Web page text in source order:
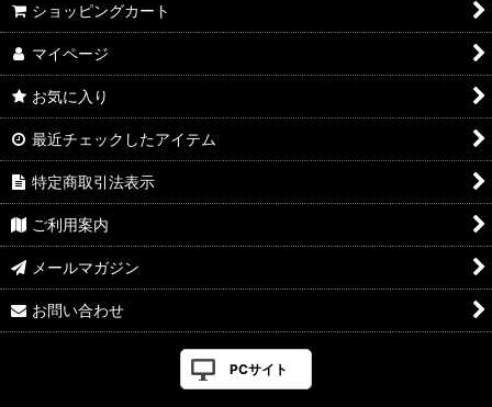
ショッピングカート
マイページ
お気に入り
最近チェックしたアイテム
特定商取引法表示
ご利用案内
メールマガジン
お問い合わせ
PCサイト